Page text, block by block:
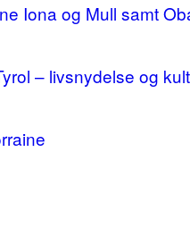
Iona og Mull samt
– livsnydelse og